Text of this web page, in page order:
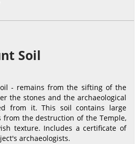
Soil
- remains from the sifting of the
the stones and the archaeological
from it. This soil contains large
from the destruction of the Temple,
texture. Includes a certificate of
archaeologists.